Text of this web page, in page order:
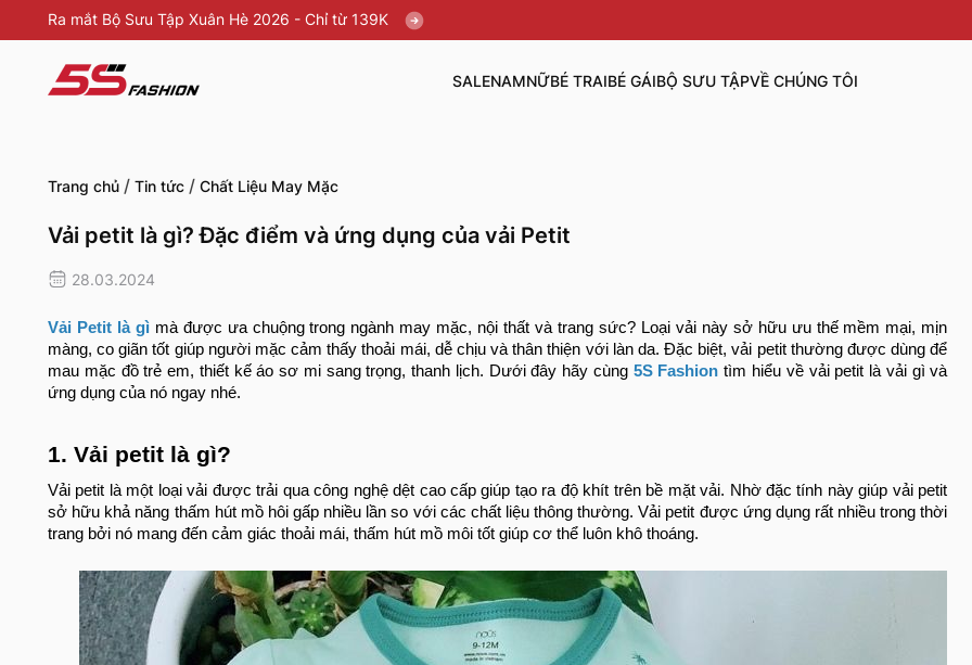
Ra mắt Bộ Sưu Tập Xuân Hè 2026 - Chỉ từ 139K
SALENAMNỮBÉ TRAIBÉ GÁIBỘ SƯU TẬPVỀ CHÚNG TÔI
Trang chủ / Tin tức / Chất Liệu May Mặc
Vải petit là gì? Đặc điểm và ứng dụng của vải Petit
28.03.2024
Vải Petit là gìmà được ưa chuộng trong ngành may mặc, nội thất và trang sức? Loại vải này sở hữu ưu thế mềm mại, mịn
màng, co giãn tốt giúp người mặc cảm thấy thoải mái, dễ chịu và thân thiện với làn da. Đặc biệt, vải petit thường được dùng để
mau mặc đồ trẻ em, thiết kế áo sơ mi sang trọng, thanh lịch. Dưới đây hãy cùng 5S Fashion tìm hiểu về vải petit là vải gì và
ứng dụng của nó ngay nhé.
1. Vải petit là gì?
Vải petit là một loại vải được trải qua công nghệ dệt cao cấp giúp tạo ra độ khít trên bề mặt vải. Nhờ đặc tính này giúp vải petit
sở hữu khả năng thấm hút mồ hôi gấp nhiều lần so với các chất liệu thông thường. Vải petit được ứng dụng rất nhiều trong thời
trang bởi nó mang đến cảm giác thoải mái, thấm hút mồ môi tốt giúp cơ thể luôn khô thoáng.